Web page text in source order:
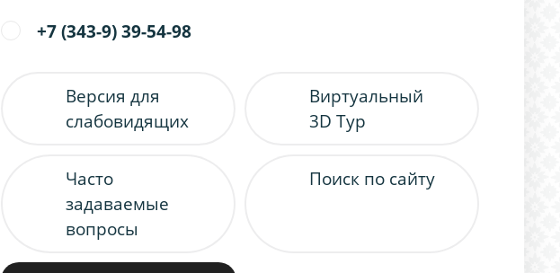
+7 (343-9) 39-54-98
Версия для
слабовидящих
Виртуальный
3D Тур
Часто
задаваемые
вопросы
Поиск по сайту